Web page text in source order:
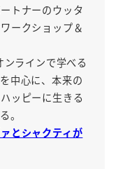
トナーのウッタ
ークショップ＆
ラインで学べる
中心に、本来の
ッピーに生きる
。
とシャクティが